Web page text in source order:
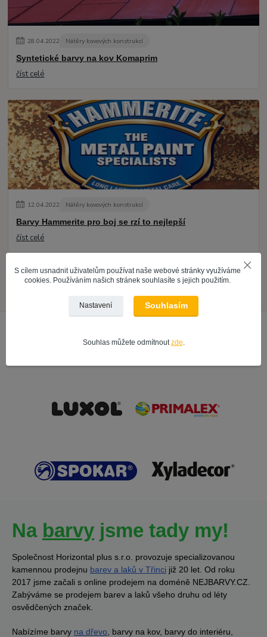
28.04.2022 Nátěry kovových konstrukcí
Syntetické barvy na kov Komaprim
číst celé
12.04.2022 Nátěry kovových konstrukcí
Barvy Hammerite pro boj se rzí to nejlepší
číst celé
Zobrazit všechny články
Na barvy jsme tady my!
Společnost Horizontal plus s.r.o. provozuje specializovanou
kamennou prodejnu barev a laků v Třinci již 20 let. Od roku
2017 jsme začali s online prodejem na doméně NEJBARVY.CZ.
Zabýváme se prodejem barev a laků všeho druhu od léty
osvědčených značek.
Nabízíme barvy na dřevo , barvy na kov, barvy do interiéru,
S cílem usnadnit uživatelům používat naše webové stránky využíváme
cookies. Používáním našich stránek souhlasíte s jejich použitím.
Nastavení Souhlasím
Souhlas můžete odmítnoutzde.